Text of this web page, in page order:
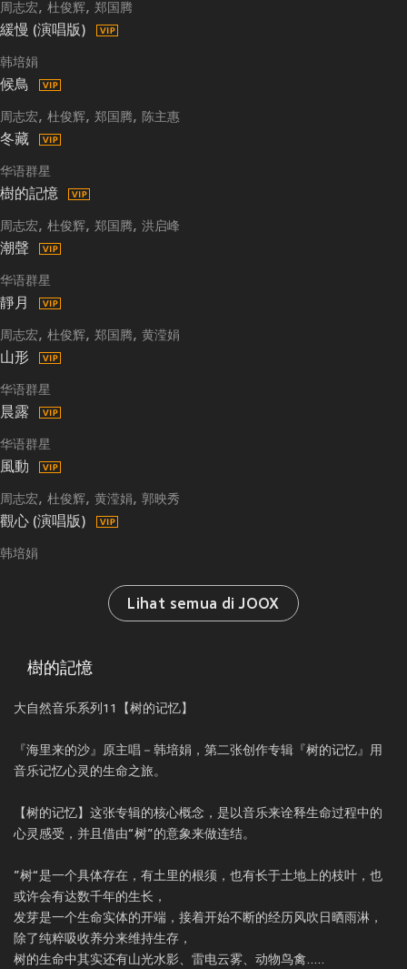
周志宏 杜俊辉 郑国腾
緩慢 (演唱版)
韩培娟
候鳥
周志宏 杜俊辉 郑国腾 陈主惠
冬藏
华语群星
樹的記憶
周志宏 杜俊辉 郑国腾 洪启峰
潮聲
华语群星
靜月
周志宏 杜俊辉 郑国腾 黄滢娟
山形
华语群星
晨露
华语群星
風動
周志宏 杜俊辉 黄滢娟 郭映秀
觀心 (演唱版)
韩培娟
Lihat semua di JOOX
樹的記憶
大自然音乐系列11【树的记忆】
『海里来的沙』原主唱－韩培娟，第二张创作专辑『树的记忆』用
音乐记忆心灵的生命之旅。
【树的记忆】这张专辑的核心概念，是以音乐来诠释生命过程中的
心灵感受，并且借由“树”的意象来做连结。
”树“是一个具体存在，有土里的根须，也有长于土地上的枝叶，也
或许会有达数千年的生长，
发芽是一个生命实体的开端，接着开始不断的经历风吹日晒雨淋，
除了纯粹吸收养分来维持生存，
树的生命中其实还有山光水影、雷电云雾、动物鸟禽.....